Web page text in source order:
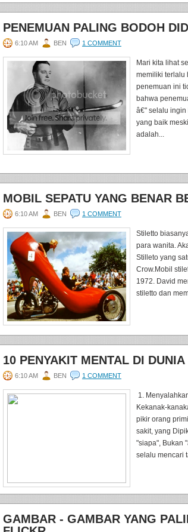
PENEMUAN PALING BODOH
6:10 AM BEN 1 COMMENT
Mari kita lihat
memiliki terlalu
penemuan ini
bahwa
â€" selalu ingin
yang baik
adalah...
MOBIL SEPATU YANG BENAR
6:10 AM BEN 1 COMMENT
Stiletto
para wanita.
Stilleto yang
Crow.Mobil
1972. David
stiletto dan
10 PENYAKIT MENTAL DI DUNIA
6:10 AM BEN 1 COMMENT
1.
Kekanak-
pikir orang
sakit, yang
"siapa", Bukan
selalu mencari
GAMBAR - GAMBAR YANG